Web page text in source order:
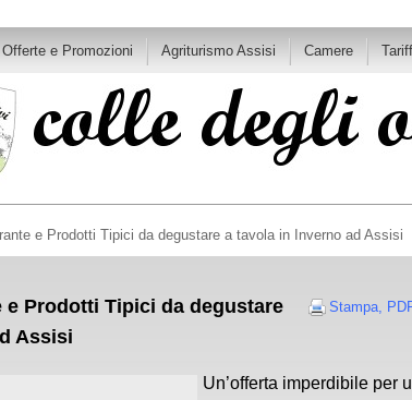
Offerte e Promozioni Agriturismo Assisi Camere
e Prodotti Tipici da degustare a tavola in Inverno ad Assisi
Prodotti Tipici da degustare
Assisi
Un’offerta imperdibile per
Stampa,